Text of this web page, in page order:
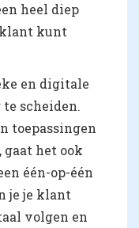
heel diep
kunt
en digitale
scheiden.
toepassingen
het ook
één-op-één
je je klant
volgen en